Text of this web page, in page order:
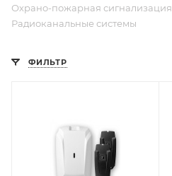
Охрано-пожарная сигнализация
Радиоканальные системы
ФИЛЬТР